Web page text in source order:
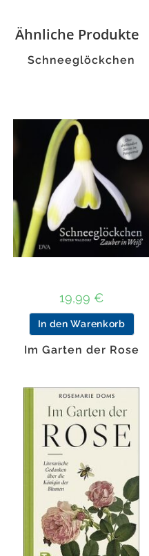
Ähnliche Produkte
Schneeglöckchen
19,99 €
In den Warenkorb
Im Garten der Rose